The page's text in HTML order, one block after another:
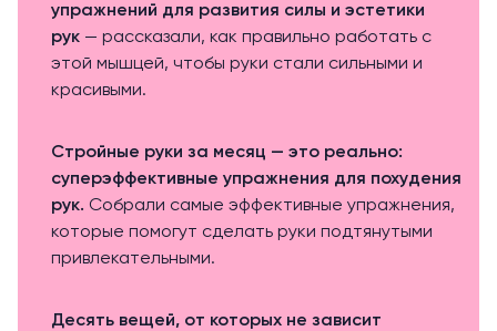
упражнений для развития силы и эстетики
рук — рассказали, как правильно работать с
этой мышцей, чтобы руки стали сильными и
красивыми.
Стройные руки за месяц — это реально:
суперэффективные упражнения для похудения
рук. Собрали самые эффективные упражнения,
которые помогут сделать руки подтянутыми
привлекательными.
Десять вещей, от которых не зависит